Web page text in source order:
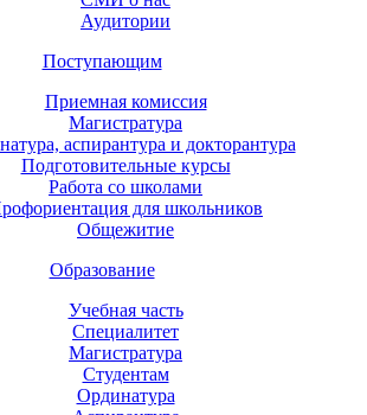
Аудитории
Поступающим
Приемная комиссия
Магистратура
аспирантура и докторантура
Подготовительные курсы
Работа со школами
для школьников
Общежитие
Образование
Учебная часть
Специалитет
Магистратура
Студентам
Ординатура